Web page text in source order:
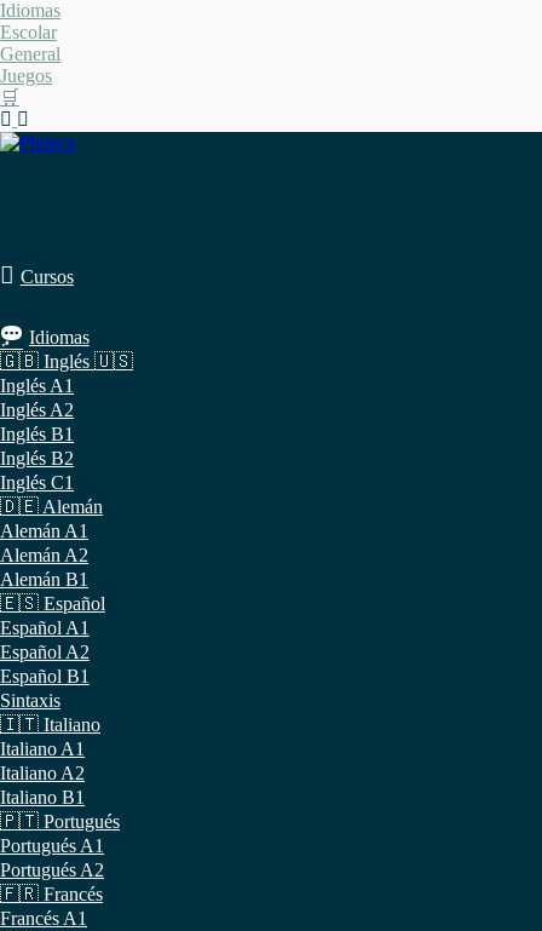
Saltar
al
contenido
Idiomas
Escolar
General
Juegos
🛒
Cursos
Idiomas
🇬🇧 Inglés 🇺🇸
Inglés A1
Inglés A2
Inglés B1
Inglés B2
Inglés C1
🇩🇪 Alemán
Alemán A1
Alemán A2
Alemán B1
🇪🇸 Español
Español A1
Español A2
Español B1
Sintaxis
🇮🇹 Italiano
Italiano A1
Italiano A2
Italiano B1
🇵🇹 Portugués
Portugués A1
Portugués A2
🇫🇷 Francés
Francés A1